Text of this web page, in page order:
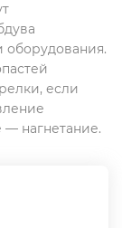
оборудования.
если
— нагнетание.